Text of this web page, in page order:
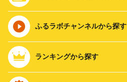
ふるラボチャンネルから探す
ランキングから探す